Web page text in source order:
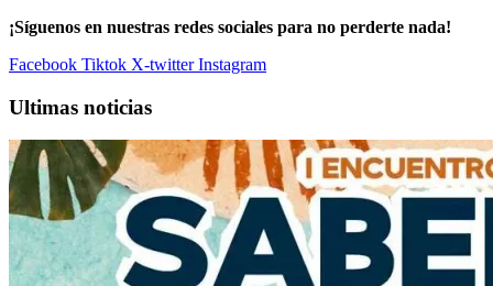
¡Síguenos en nuestras redes sociales para no perderte nada!
Facebook Tiktok X-twitter Instagram
Ultimas noticias